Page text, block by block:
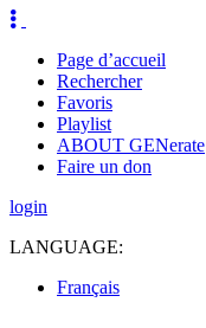
Page d’accueil
Rechercher
Favoris
Playlist
ABOUT GENerate
Faire un don
login
LANGUAGE:
Français